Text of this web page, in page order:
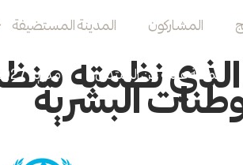
لمحة عامة عن المنتدى مدريد 2027
المشاركون المدينة المستضيفة
نظمته
البشرية